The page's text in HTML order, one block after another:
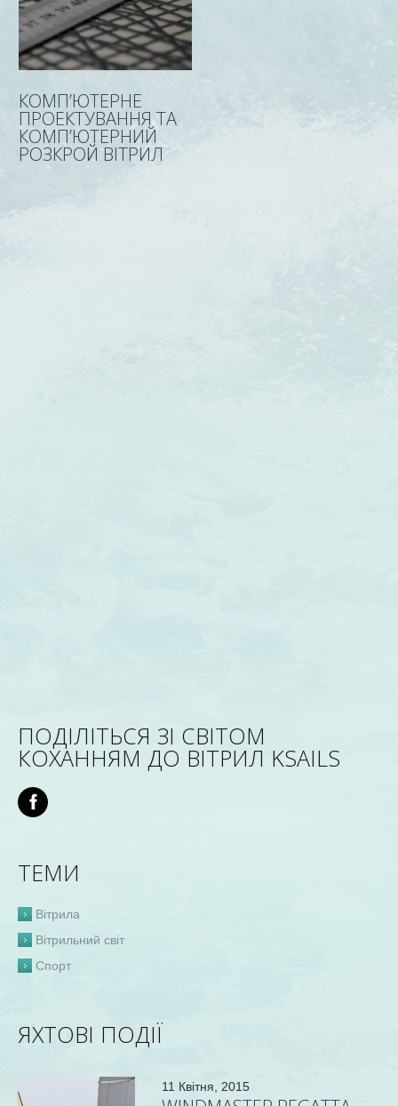
КОМП’ЮТЕРНЕ
ПРОЕКТУВАННЯ ТА
КОМП’ЮТЕРНИЙ
РОЗКРОЙ ВІТРИЛ
ПОДІЛІТЬСЯ ЗІ СВІТОМ
КОХАННЯМ ДО ВІТРИЛ KSAILS
ТЕМИ
Вітрила
Вітрильний світ
Спорт
ЯХТОВІ ПОДІЇ
11 Квітня, 2015